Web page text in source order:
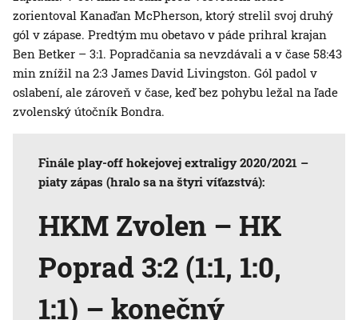
zorientoval Kanaďan McPherson, ktorý strelil svoj druhý
gól v zápase. Predtým mu obetavo v páde prihral krajan
Ben Betker – 3:1. Popradčania sa nevzdávali a v čase 58:43
min znížil na 2:3 James David Livingston. Gól padol v
oslabení, ale zároveň v čase, keď bez pohybu ležal na ľade
zvolenský útočník Bondra.
Finále play-off hokejovej extraligy 2020/2021 –
piaty zápas (hralo sa na štyri víťazstvá):
HKM Zvolen – HK
Poprad 3:2 (1:1, 1:0,
1:1) – konečný